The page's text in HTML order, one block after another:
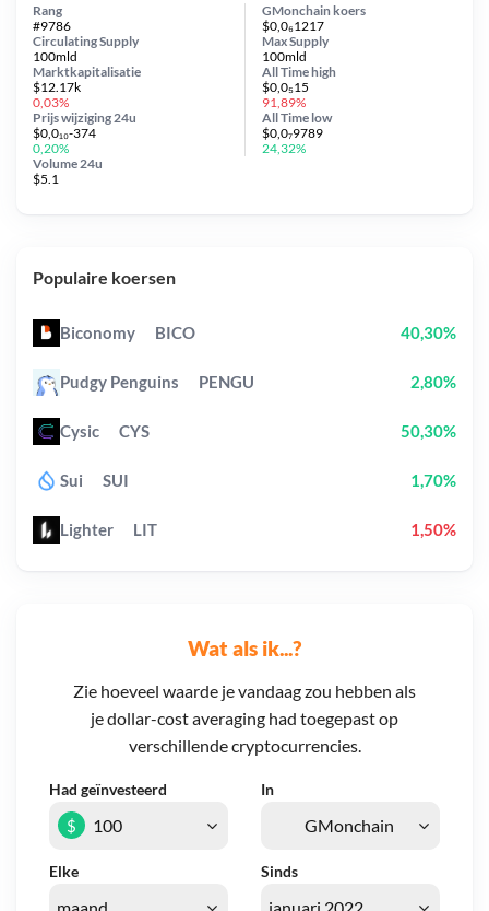
Wat als ik...?
Zie hoeveel waarde je vandaag zou hebben als
je dollar-cost averaging had toegepast op
verschillende cryptocurrencies.
Had geïnvesteerd In
Elke Sinds
$
GMonchain koers
$0,0₆1217
Circulating Supply
100mld
Prijs wijziging 24u
$0,0₁₀-374
0,20%
Max Supply
100mld
Marktkapitalisatie
$12.17k
0,03%
Volume 24u
$5.1
Rang
#9786
All Timehigh
$0,0₅15
91,89%
All Time low
$0,0₇9789
24,32%
Populaire koersen
Biconomy BICO 40,30%
Pudgy Penguins PENGU 2,80%
Cysic CYS 50,30%
Sui SUI 1,70%
Lighter LIT 1,50%